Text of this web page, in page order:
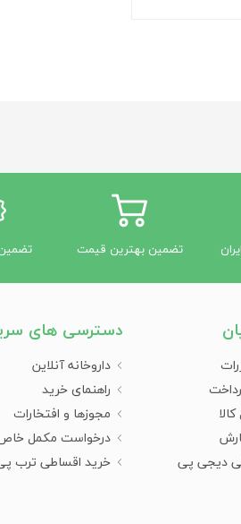
تضمین بهترین قیمت
دیجی پی
دسترسی های
داروخانه آنلاین
راهنمای خرید
مجوزها و افتخارات
درخواست مکمل
خرید اقساطی ترب